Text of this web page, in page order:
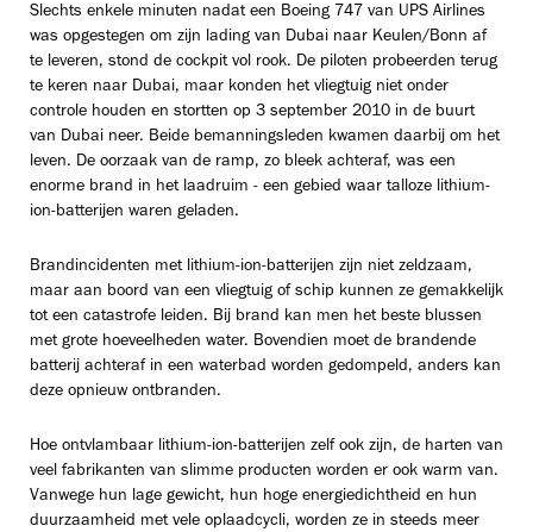
Slechts enkele minuten nadat een Boeing 747 van UPS Airlines
was opgestegen om zijn lading van Dubai naar Keulen/Bonn af
te leveren, stond de cockpit vol rook. De piloten probeerden terug
te keren naar Dubai, maar konden het vliegtuig niet onder
controle houden en stortten op 3 september 2010 in de buurt
van Dubai neer. Beide bemanningsleden kwamen daarbij om het
leven. De oorzaak van de ramp, zo bleek achteraf, was een
enorme brand in het laadruim - een gebied waar talloze lithium-
ion-batterijen waren geladen.
Brandincidenten met lithium-ion-batterijen zijn niet zeldzaam,
maar aan boord van een vliegtuig of schip kunnen ze gemakkelijk
tot een catastrofe leiden. Bij brand kan men het beste blussen
met grote hoeveelheden water. Bovendien moet de brandende
batterij achteraf in een waterbad worden gedompeld, anders kan
deze opnieuw ontbranden.
Hoe ontvlambaar lithium-ion-batterijen zelf ook zijn, de harten van
veel fabrikanten van slimme producten worden er ook warm van.
Vanwege hun lage gewicht, hun hoge energiedichtheid en hun
duurzaamheid met vele oplaadcycli, worden ze in steeds meer